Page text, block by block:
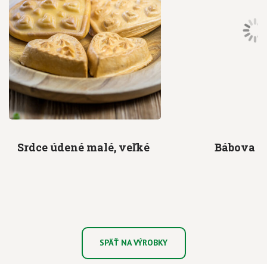
Srdce údené malé, veľké Bábova
SPÄŤ NA VÝROBKY